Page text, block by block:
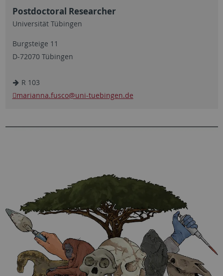
Postdoctoral Researcher
Universität Tübingen
Burgsteige 11
D-72070 Tübingen
R 103
marianna.fusco@uni-tuebingen.de